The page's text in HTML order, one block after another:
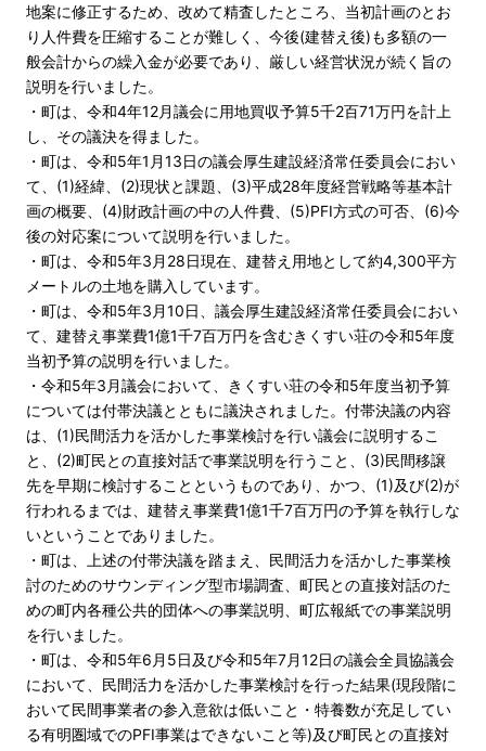
地案に修正するため、改めて精査したところ、当初計画のとお
り人件費を圧縮することが難しく、今後(建替え後)も多額の一
般会計からの繰入金が必要であり、厳しい経営状況が続く旨の
説明を行いました。
・町は、令和4年12月議会に用地買収予算5千2百71万円を計上
し、その議決を得ました。
・町は、令和5年1月13日の議会厚生建設経済常任委員会におい
て、(1)経緯、(2)現状と課題、(3)平成28年度経営戦略等基本計
画の概要、(4)財政計画の中の人件費、(5)PFI方式の可否、(6)今
後の対応案について説明を行いました。
・町は、令和5年3月28日現在、建替え用地として約4,300平方
メートルの土地を購入しています。
・町は、令和5年3月10日、議会厚生建設経済常任委員会におい
て、建替え事業費1億1千7百万円を含むきくすい荘の令和5年度
当初予算の説明を行いました。
・令和5年3月議会において、きくすい荘の令和5年度当初予算
については付帯決議とともに議決されました。付帯決議の内容
は、(1)民間活力を活かした事業検討を行い議会に説明するこ
と、(2)町民との直接対話で事業説明を行うこと、(3)民間移譲
先を早期に検討することというものであり、かつ、(1)及び(2)が
行われるまでは、建替え事業費1億1千7百万円の予算を執行しな
いということでありました。
・町は、上述の付帯決議を踏まえ、民間活力を活かした事業検
討のためのサウンディング型市場調査、町民との直接対話のた
めの町内各種公共的団体への事業説明、町広報紙での事業説明
を行いました。
・町は、令和5年6月5日及び令和5年7月12日の議会全員協議会
において、民間活力を活かした事業検討を行った結果(現段階に
おいて民間事業者の参入意欲は低いこと・特養数が充足してい
る有明圏域でのPFI事業はできないこと等)及び町民との直接対